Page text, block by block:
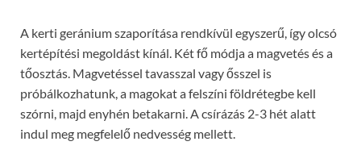
A kerti geránium szaporítása rendkívül egyszerű, így olcsó
kertépítési megoldást kínál. Két fő módja a magvetés és a
tőosztás. Magvetéssel tavasszal vagy ősszel is
próbálkozhatunk, a magokat a felszíni földrétegbe kell
szórni, majd enyhén betakarni. A csírázás 2-3 hét alatt
indul meg megfelelő nedvesség mellett.